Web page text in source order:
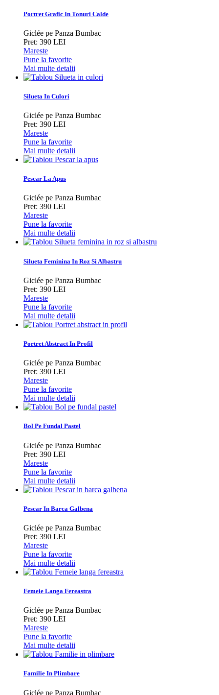
Portret Grafic In Tonuri Calde
Giclée pe Panza Bumbac
Pret: 390 LEI
Mareste
Pune la favorite
Mai multe detalii
Silueta In Culori
Giclée pe Panza Bumbac
Pret: 390 LEI
Mareste
Pune la favorite
Mai multe detalii
Pescar La Apus
Giclée pe Panza Bumbac
Pret: 390 LEI
Mareste
Pune la favorite
Mai multe detalii
Silueta Feminina In Roz Si Albastru
Giclée pe Panza Bumbac
Pret: 390 LEI
Mareste
Pune la favorite
Mai multe detalii
Portret Abstract In Profil
Giclée pe Panza Bumbac
Pret: 390 LEI
Mareste
Pune la favorite
Mai multe detalii
Bol Pe Fundal Pastel
Giclée pe Panza Bumbac
Pret: 390 LEI
Mareste
Pune la favorite
Mai multe detalii
Pescar In Barca Galbena
Giclée pe Panza Bumbac
Pret: 390 LEI
Mareste
Pune la favorite
Mai multe detalii
Femeie Langa Fereastra
Giclée pe Panza Bumbac
Pret: 390 LEI
Mareste
Pune la favorite
Mai multe detalii
Familie In Plimbare
Giclée pe Panza Bumbac